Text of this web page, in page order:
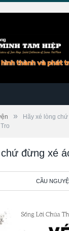
»
Hãy xé lòng
đừng xé
CẦU